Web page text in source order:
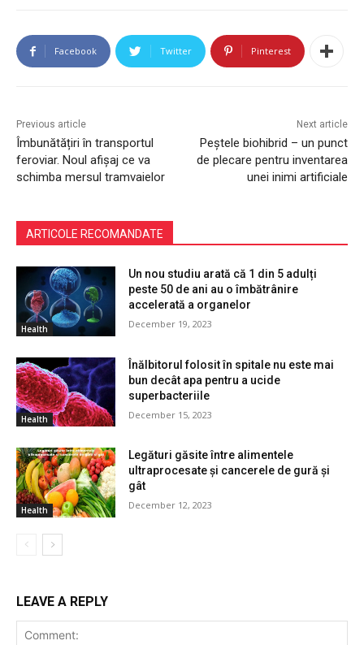
Facebook Twitter Pinterest
Previous article
Îmbunătățiri în transportul
feroviar. Noul afișaj ce va
schimba mersul tramvaielor
Next article
Peștele biohibrid – un punct
de plecare pentru inventarea
unei inimi artificiale
ARTICOLE RECOMANDATE
Health
Un nou studiu arată că 1 din 5 adulți
peste 50 de ani au o îmbătrânire
accelerată a organelor
December 19, 2023
Health
Înălbitorul folosit în spitale nu este mai
bun decât apa pentru a ucide
superbacteriile
December 15, 2023
Health
Legături găsite între alimentele
ultraprocesate și cancerele de gură și
gât
December 12, 2023
LEAVE A REPLY